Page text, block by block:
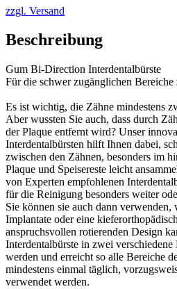
zzgl. Versand
Beschreibung
Gum Bi-Direction Interdentalbürste
Für die schwer zugänglichen Bereiche
Es ist wichtig, die Zähne mindestens
Aber wussten Sie auch, dass durch
der Plaque entfernt wird? Unser
Interdentalbürsten hilft Ihnen dabei,
zwischen den Zähnen, besonders im
Plaque und Speisereste leicht
von Experten empfohlenen
für die Reinigung besonders weiter
Sie können sie auch dann verwenden,
Implantate oder eine
anspruchsvollen rotierenden Design
Interdentalbürste in zwei verschiedene
werden und erreicht so alle Bereiche
mindestens einmal täglich,
verwendet werden.